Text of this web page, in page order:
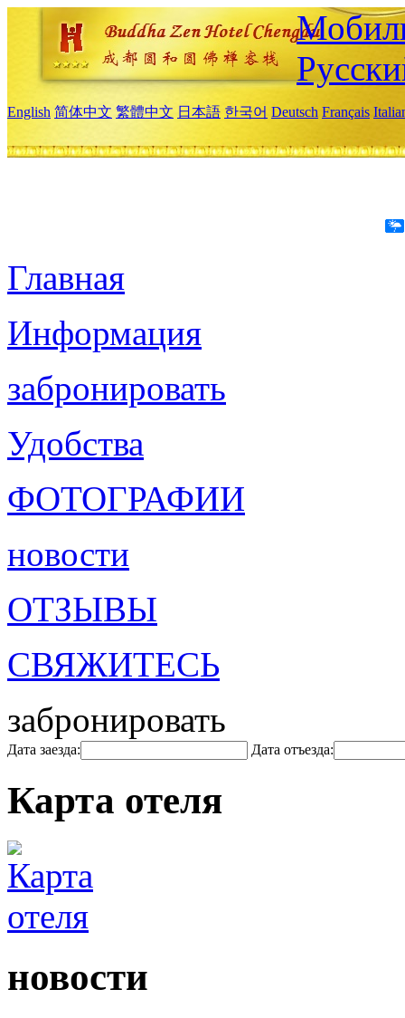
English 简体中文 繁體中文 日本語 한국어 Deutsch Français
Главная
Информация
забронировать
Удобства
ФОТОГРАФИИ
новости
ОТЗЫВЫ
СВЯЖИТЕСЬ
забронировать
Дата заезда: Дата отъезда:
Карта отеля
новости